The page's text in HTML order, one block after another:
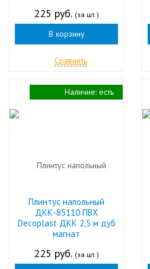
225 руб. (за шт.)
В корзину
Сравнить
Плинтус напольный
ДКК-85110 ПВХ
Decoplast ДКК 2,5 м дуб
магнат
225 руб. (за шт.)
Наличие: есть